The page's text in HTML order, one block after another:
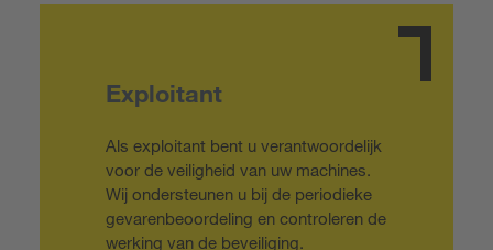
Exploitant
Als exploitant bent u verantwoordelijk
voor de veiligheid van uw machines.
Wij ondersteunen u bij de periodieke
gevarenbeoordeling en controleren de
werking van de beveiliging.